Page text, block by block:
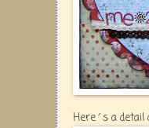
Here´s a detail